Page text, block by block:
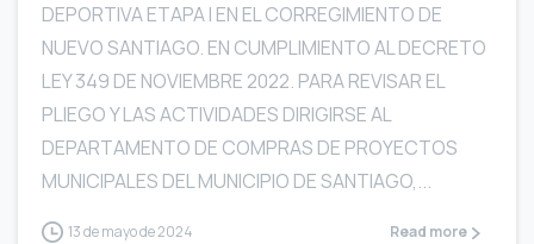
DEPORTIVA ETAPA I EN EL CORREGIMIENTO DE
NUEVO SANTIAGO. EN CUMPLIMIENTO AL DECRETO
LEY 349 DE NOVIEMBRE 2022. PARA REVISAR EL
PLIEGO Y LAS ACTIVIDADES DIRIGIRSE AL
DEPARTAMENTO DE COMPRAS DE PROYECTOS
MUNICIPALES DEL MUNICIPIO DE SANTIAGO,...
13 de mayo de 2024 Read more